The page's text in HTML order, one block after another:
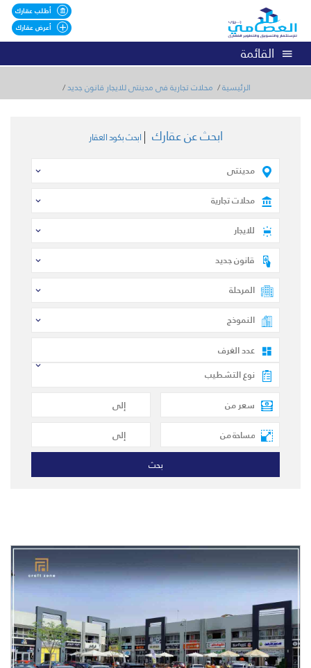
أطلب عقارك
أعرض عقارك
القائمة
الرئيسية محلات تجارية فى مدينتى للايجار قانون جديد
ابحث عن عقارك ابحث بكود العقار